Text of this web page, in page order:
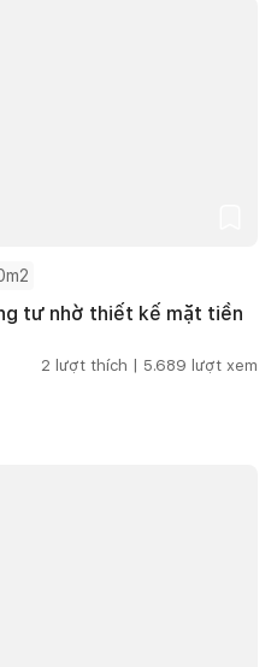
tư nhờ thiết kế mặt tiền
2 lượt thích | 5.689 lượt xem